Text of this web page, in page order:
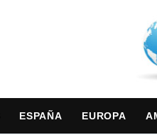
ESPAÑA EUROPA